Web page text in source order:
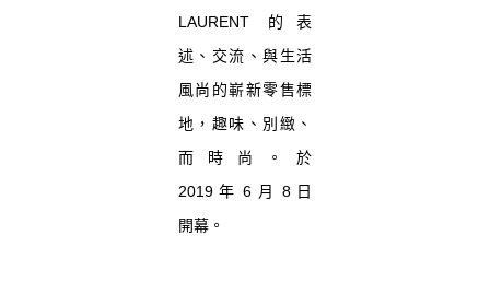
LAURENT 的表
述、交流、與生活
風尚的嶄新零售標
地，趣味、別緻、
而時尚。於
2019 年 6 月 8 日
開幕。